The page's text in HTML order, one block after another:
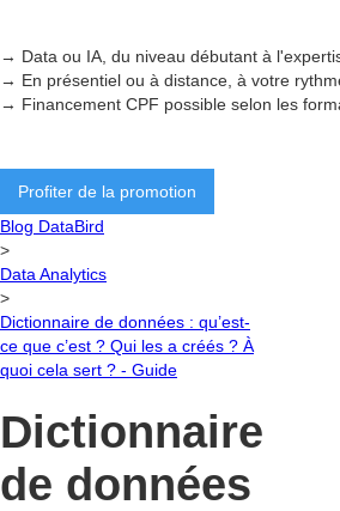
→ Data ou IA, du niveau débutant à
→ En présentiel ou à distance, à votre
→ Financement CPF possible selon les
Profiter de la promotion
Blog DataBird
>
Data Analytics
>
Dictionnaire de données : qu’est-
ce que c’est ? Qui les a créés ? À
quoi cela sert ? - Guide
Dictionnaire
de données